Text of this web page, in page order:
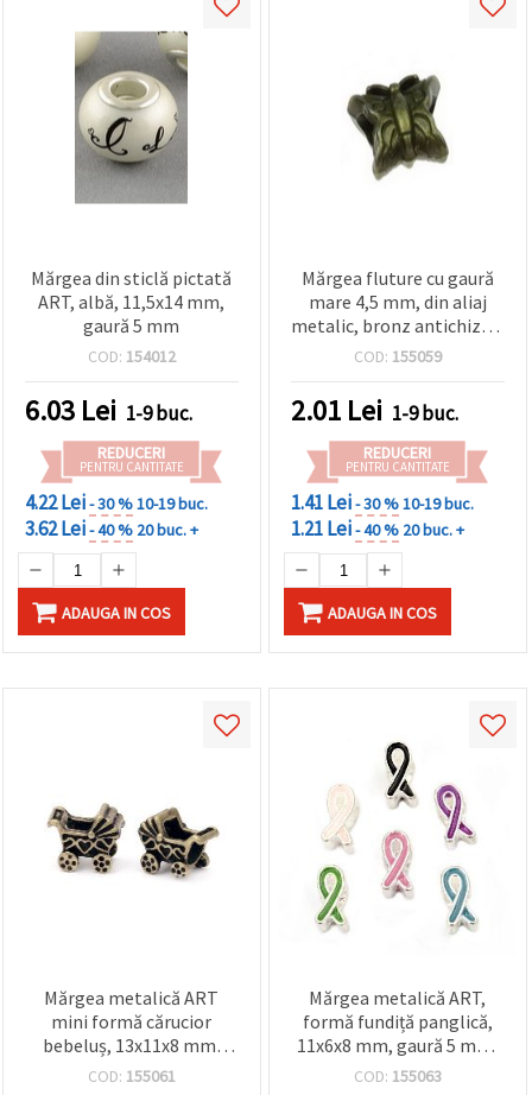
Mărgea din sticlă pictată
ART, albă, 11,5x14 mm,
gaură 5 mm
COD: 154012
6.03 Lei 1-9 buc.
REDUCERI
PENTRU CANTITATE
4.22 Lei- 30 %10-19 buc.
3.62 Lei- 40 % 20 buc. +
ADAUGA IN COS
Mărgea fluture cu gaură
mare 4,5 mm, din aliaj
metalic, bronz antichizat,
13×12×7 mm, relief 3D,
handmade, brățări și
coliere – EM ART
COD: 155059
2.01 Lei 1-9 buc.
REDUCERI
PENTRU CANTITATE
1.41 Lei- 30 %10-19 buc.
1.21 Lei- 40 % 20 buc. +
ADAUGA IN COS
Mărgea metalică ART
mini formă cărucior
bebeluș, 13x11x8 mm,
orificiu 5 mm, culoare
COD: 155061
Mărgea metalică ART,
formă fundiță panglică,
11x6x8 mm, gaură 5 mm,
culori mixte
COD: 155063